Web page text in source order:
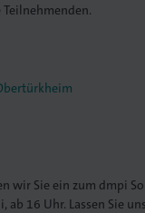
wir Sie ein zum dmpi
ab 16 Uhr. Lassen Sie